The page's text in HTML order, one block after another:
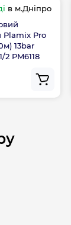
в м.Дніпро
Plamix Pro
13bar
2 PM6118